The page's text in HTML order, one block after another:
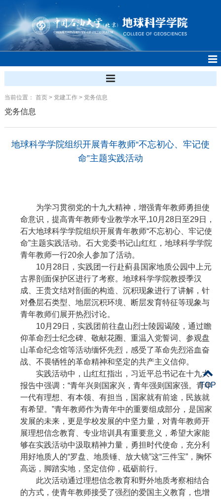
当前位置： 首页> 党建工作> 党务信息
党务信息
地球科学学院组织开展青年教师“不忘初心、牢记使
命”主题实践活动
为学习贯彻党的十九大精神，增强青年教师勇担使
命意识，提高青年教师专业教学水平,10月 28日至29日，
石大地球科学学院组织开展青年教师“不忘初心、牢记使
命”主题实践活动。石大党委书记山红红，地球科学学院
青年教师一行20余人参加了活动。
10月 28日，实践团一行赴蓟县国家地质公园中上元
古界剖面保护区进行了考察。地球科学学院教授季汉
成、王贵文结对剖面的构造、沉积现象进行了讲解，针
对叠层石类型、地层沉积环境、断层发育特征等现象与
青年教师们展开热烈讨论。
10月 29日，实践团前往盘山烈士陵园谒陵，通过瞻
仰革命烈士纪念碑、敬献花圈、重温入党誓词、参观盘
山革命纪念馆等活动缅怀先烈，感受了革命先烈浴血奋
战、不畏牺牲的革命精神和坚定的共产主义信仰。
实践活动中，山红红指出，习近平总书记在十九大
报告中强调： “青年兴则国家兴，青年强则国家强。青年
一代有理想、有本领、有担当，国家就有前途，民族就
有希望。 ”青年教师作为青年中的重要组成部分，是国家
发展的未来，更是学校发展的中坚力量，对青年教师开
展理想信念教育、专业培训具有重要意义，希望大家能
够在实践活动中汲取精神力量，勇担时代使命，充分利
用好地质人的“罗盘、地质锤、放大镜”这“三件宝”，胸怀
高远，脚踏实地，坚定信仰，砥砺前行。
此次活动通过理想信念教育和野外地质考察相结合
的方式，使青年教师接受了强烈的爱国主义教育，也增
TOP